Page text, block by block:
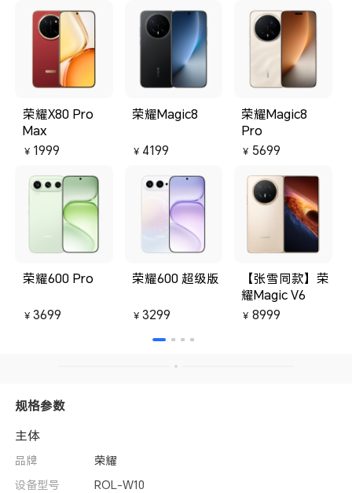
荣耀X80 Pro
Max
￥ 1999
荣耀Magic8
￥ 4199
荣耀Magic8
Pro
￥ 5699
荣耀600 Pro
￥ 3699
荣耀600 超级版
￥ 3299
【张雪同款】荣
耀Magic V6
￥ 8999
规格参数
主体
品牌
荣耀
设备型号
ROL-W10